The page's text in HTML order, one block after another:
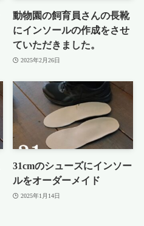
動物園の飼育員さんの長靴
にインソールの作成をさせ
ていただきました。
2025年2月26日
31cmのシューズにインソー
ルをオーダーメイド
2025年1月14日